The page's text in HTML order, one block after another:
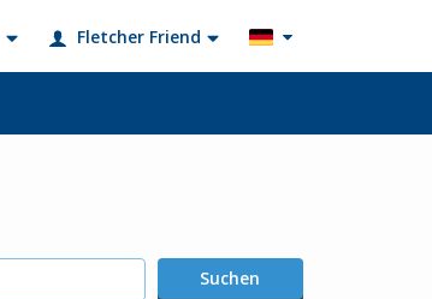
Fletcher Friend
Suchen